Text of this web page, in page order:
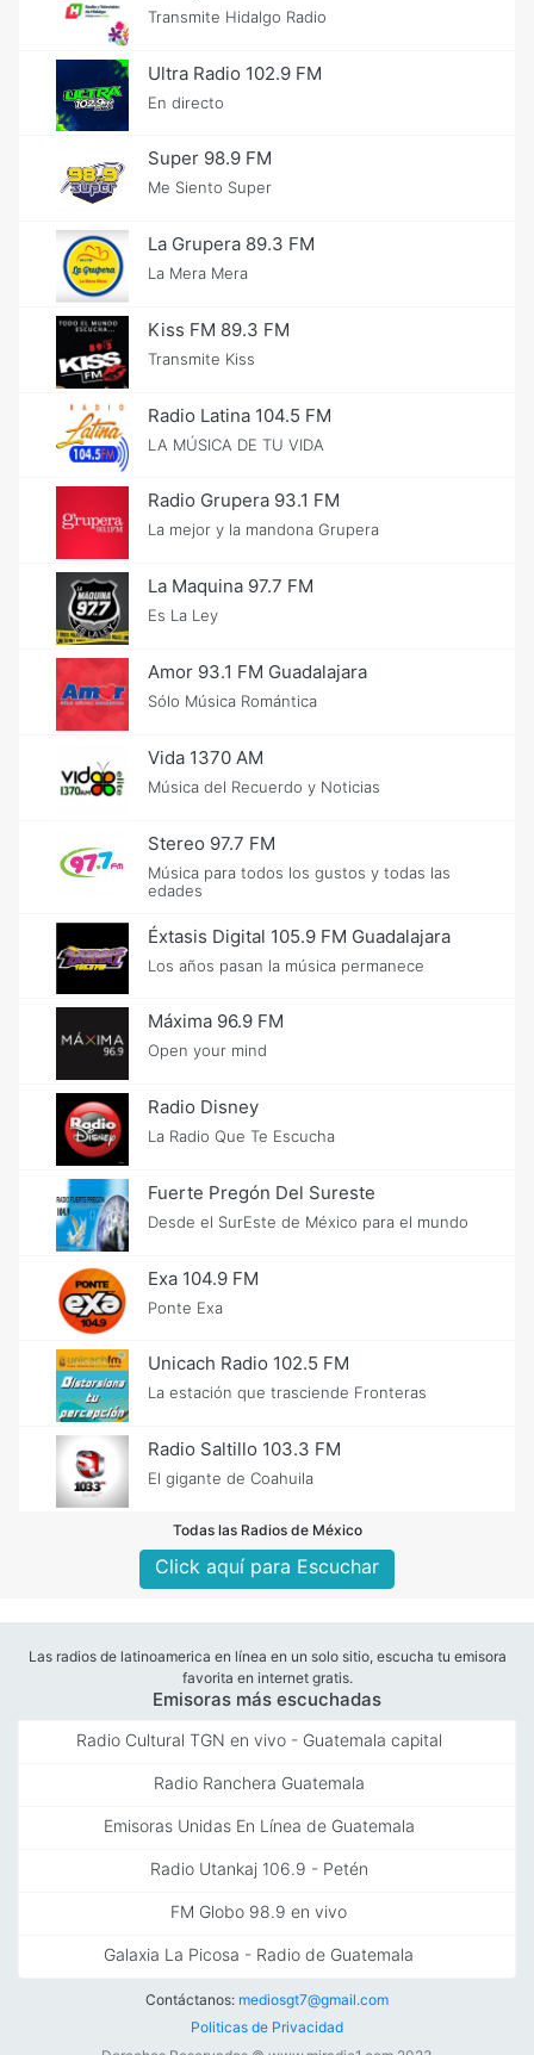
Transmite Hidalgo Radio
Ultra Radio 102.9 FM
En directo
Super 98.9 FM
Me Siento Super
La Grupera 89.3 FM
La Mera Mera
Kiss FM 89.3 FM
Transmite Kiss
Radio Latina 104.5 FM
LA MÚSICA DE TU VIDA
Radio Grupera 93.1 FM
La mejor y la mandona Grupera
La Maquina 97.7 FM
Es La Ley
Amor 93.1 FM Guadalajara
Sólo Música Romántica
Vida 1370 AM
Música del Recuerdo y Noticias
Stereo 97.7 FM
Música para todos los gustos y todas las
edades
Éxtasis Digital 105.9 FM Guadalajara
Los años pasan la música permanece
Máxima 96.9 FM
Open your mind
Radio Disney
La Radio Que Te Escucha
Fuerte Pregón Del Sureste
Desde el SurEste de México para el mundo
Exa 104.9 FM
Ponte Exa
Unicach Radio 102.5 FM
La estación que trasciende Fronteras
Radio Saltillo 103.3 FM
El gigante de Coahuila
Todas las Radios de México
Click aquí para Escuchar
Las radios de latinoamerica en línea en un solo sitio, escucha tu emisora
favorita en internet gratis.
Emisoras más escuchadas
Radio Cultural TGN en vivo - Guatemala capital
Radio Ranchera Guatemala
Emisoras Unidas En Línea de Guatemala
Radio Utankaj 106.9 - Petén
FM Globo 98.9 en vivo
Galaxia La Picosa - Radio de Guatemala
Contáctanos: mediosgt7@gmail.com
Politicas de Privacidad